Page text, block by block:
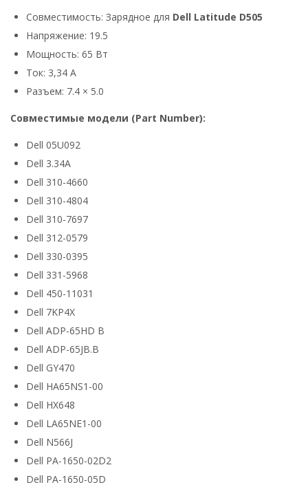
Совместимость: Зарядное для Dell Latitude D505
Напряжение: 19.5
Мощность: 65 Вт
Ток: 3,34 А
Разъем: 7.4 × 5.0
Совместимые модели (Part Number):
Dell 05U092
Dell 3.34A
Dell 310-4660
Dell 310-4804
Dell 310-7697
Dell 312-0579
Dell 330-0395
Dell 331-5968
Dell 450-11031
Dell 7KP4X
Dell ADP-65HD B
Dell ADP-65JB.B
Dell GY470
Dell HA65NS1-00
Dell HX648
Dell LA65NE1-00
Dell N566J
Dell PA-1650-02D2
Dell PA-1650-05D